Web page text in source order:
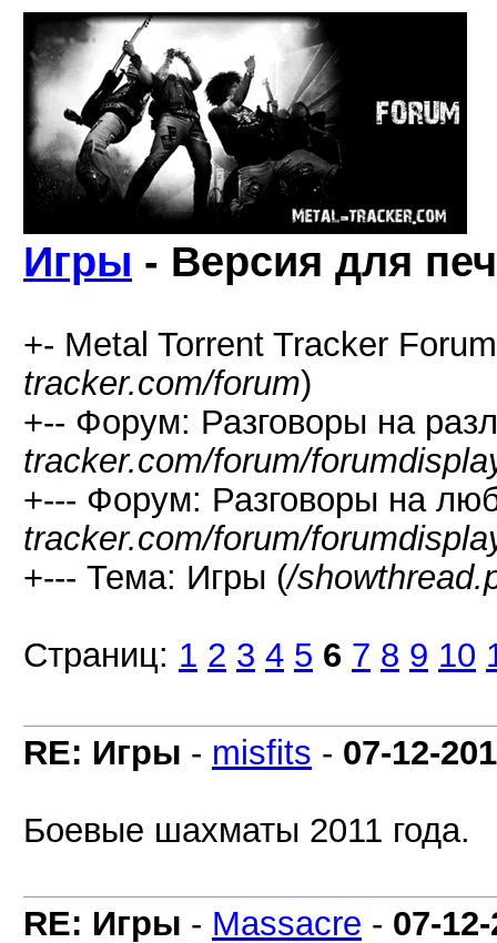
Игры - Версия для
+- Metal Torrent Tracker
tracker.com/forum)
+-- Форум: Разговоры на
tracker.com/forum/
+--- Форум: Разговоры на
tracker.com/forum/
+--- Тема: Игры (/
Страниц: 1 2 3 4 5 6 7 8 9 10
RE: Игры - misfits - 07-12-
Боевые шахматы 2011 года.
RE: Игры - Massacre - 07-